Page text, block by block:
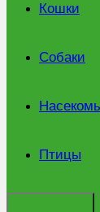
Кошки
Собаки
Птицы